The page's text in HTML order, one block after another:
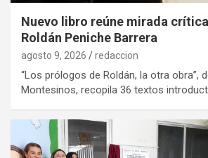
Nuevo libro reúne mirada
Roldán Peniche Barrera
agosto 9, 2026 redaccion
“Los prólogos de Roldán, la otra obra”,
Montesinos, recopila 36 textos